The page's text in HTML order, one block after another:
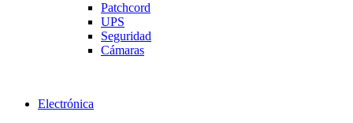
Patchcord
UPS
Seguridad
Cámaras
Electrónica